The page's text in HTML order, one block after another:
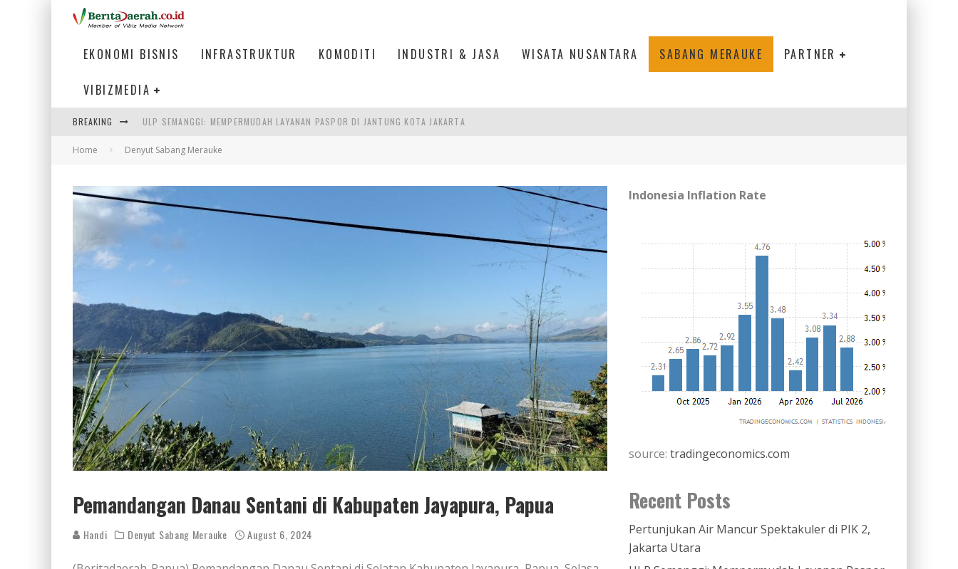
EKONOMI BISNIS INFRASTRUKTUR KOMODITI INDUSTRI & JASA WISATA NUSANTARA SABANG MERAUKE PARTNER
VIBIZMEDIA
BREAKING ULP SEMANGGI: MEMPERMUDAH LAYANAN PASPOR DI JANTUNG KOTA JAKARTA
BAKMI PANGSIT AYAM, KULINER LEGENDARIS DI PASAR BARU JAKARTA
PERTUNJUKAN AIR MANCUR SPEKTAKULER DI PIK 2, JAKARTA UTARA
Home Denyut Sabang Merauke
Pemandangan Danau Sentani di Kabupaten Jayapura, Papua
Handi Denyut Sabang Merauke August 6, 2024
Indonesia Inflation Rate
source: tradingeconomics.com
Recent Posts
Pertunjukan Air Mancur Spektakuler di PIK 2,
Jakarta Utara